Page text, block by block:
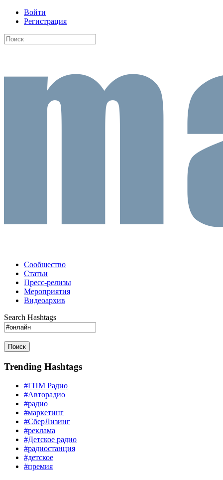
Войти
Регистрация
Сообщество
Статьи
Пресс-релизы
Мероприятия
Видеоархив
Search Hashtags
Поиск
Trending Hashtags
#ГПМ Радио
#Авторадио
#радио
#маркетинг
#СберЛизинг
#реклама
#Детское радио
#радиостанция
#детское
#премия